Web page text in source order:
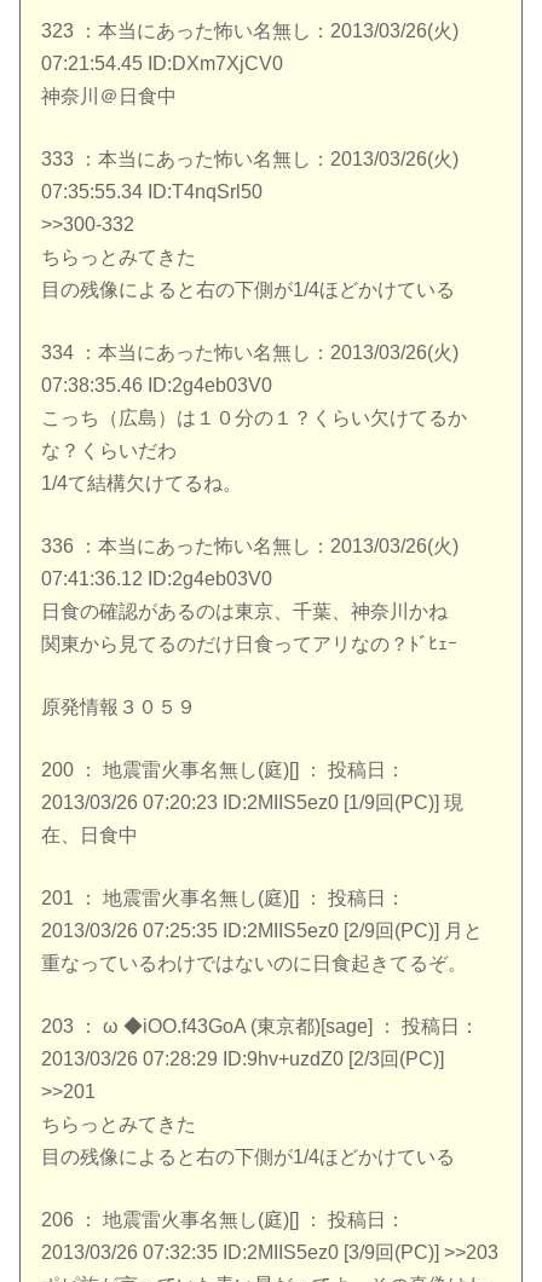
323 ：本当にあった怖い名無し：2013/03/26(火)
07:21:54.45 ID:DXm7XjCV0
神奈川＠日食中
333 ：本当にあった怖い名無し：2013/03/26(火)
07:35:55.34 ID:T4nqSrl50
>>300-332
ちらっとみてきた
目の残像によると右の下側が1/4ほどかけている
334 ：本当にあった怖い名無し：2013/03/26(火)
07:38:35.46 ID:2g4eb03V0
こっち（広島）は１０分の１？くらい欠けてるか
な？くらいだわ
1/4て結構欠けてるね。
336 ：本当にあった怖い名無し：2013/03/26(火)
07:41:36.12 ID:2g4eb03V0
日食の確認があるのは東京、千葉、神奈川かね
関東から見てるのだけ日食ってアリなの？ﾄﾞﾋｪｰ
原発情報３０５９
200 ： 地震雷火事名無し(庭)[] ： 投稿日：
2013/03/26 07:20:23 ID:2MIIS5ez0 [1/9回(PC)] 現
在、日食中
201 ： 地震雷火事名無し(庭)[] ： 投稿日：
2013/03/26 07:25:35 ID:2MIIS5ez0 [2/9回(PC)] 月と
重なっているわけではないのに日食起きてるぞ。
203 ： ω ◆iOO.f43GoA (東京都)[sage] ： 投稿日：
2013/03/26 07:28:29 ID:9hv+uzdZ0 [2/3回(PC)]
>>201
ちらっとみてきた
目の残像によると右の下側が1/4ほどかけている
206 ： 地震雷火事名無し(庭)[] ： 投稿日：
2013/03/26 07:32:35 ID:2MIIS5ez0 [3/9回(PC)] >>203